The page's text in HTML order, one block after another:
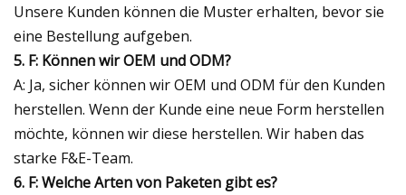
Unsere Kunden können die Muster erhalten, bevor sie
eine Bestellung aufgeben.
5. F: Können wir OEM und ODM?
A: Ja, sicher können wir OEM und ODM für den Kunden
herstellen. Wenn der Kunde eine neue Form herstellen
möchte, können wir diese herstellen. Wir haben das
starke F&E-Team.
6. F: Welche Arten von Paketen gibt es?